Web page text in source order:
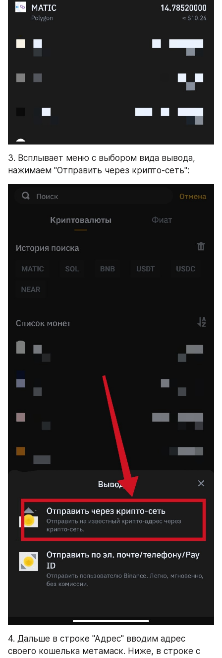
3. Всплывает меню с выбором вида вывода,
нажимаем "Отправить через крипто-сеть":
4. Дальше в строке "Адрес" вводим адрес
своего кошелька метамаск. Ниже, в строке с